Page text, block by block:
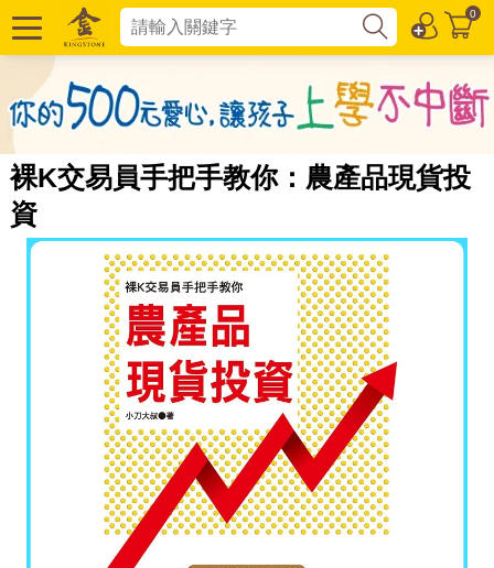
0
裸K交易員手把手教你：農產品現貨投
資